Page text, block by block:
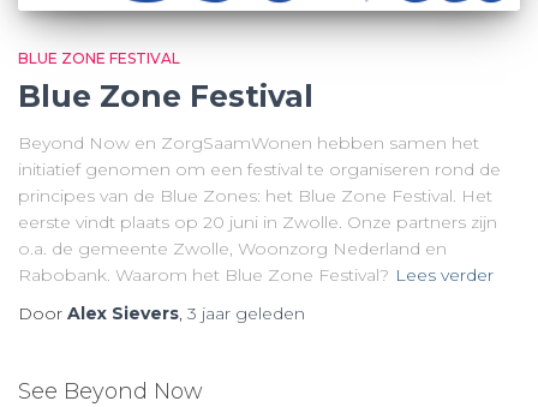
BLUE ZONE FESTIVAL
Blue Zone Festival
Beyond Now en ZorgSaamWonen hebben samen het
initiatief genomen om een festival te organiseren rond de
principes van de Blue Zones: het Blue Zone Festival. Het
eerste vindt plaats op 20 juni in Zwolle. Onze partners zijn
o.a. de gemeente Zwolle, Woonzorg Nederland en
Rabobank. Waarom het Blue Zone Festival? Lees verder
Door Alex Sievers, 3 jaar geleden
See Beyond Now